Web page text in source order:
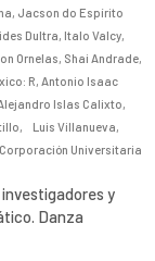
Jacson do Espírito
Dultra, Italo Valcy,
Ornelas, Shai Andrade,
R, Antonio Isaac
Islas Calixto,
Luis Villanueva,
Corporación Universitaria
y
Danza